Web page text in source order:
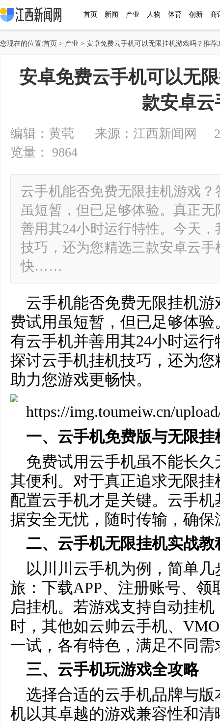
首页 新闻 产业 人物 体育 创新 商
您现在的位置:首页 > 产业 > 安卓免费云手机可以无限挂机游戏吗？推荐
安卓免费云手机可以无
款安卓云
编辑：黄茕 来源：江西新闻网
览量： 9864
云手机能否免费无限挂机游戏
虽短暂，但已足够体验。真正
善用其24小时运行特性。今天
技巧，还为您精选三款安卓云
快……
云手机能否免费无限挂机
费试用虽短暂，但已足够体
有云手机并善用其24小时运
探讨云手机挂机技巧，还为
助力您游戏更畅快。
一、云手机免费版与无限挂
免费试用云手机虽不能长
其便利。对于真正追求无限
配置云手机才是关键。云手
据安全无忧，随时传输，确保
二、云手机无限挂机实战教
以川川云手机为例，简单
旅：下载APP、注册账号、
启挂机。若游戏支持自动挂
时，其他如云帅云手机、
一试，各有特色，满足不同需
三、云手机玩游戏全攻略
选择合适的云手机品牌与
机以其卓越的游戏兼容性和